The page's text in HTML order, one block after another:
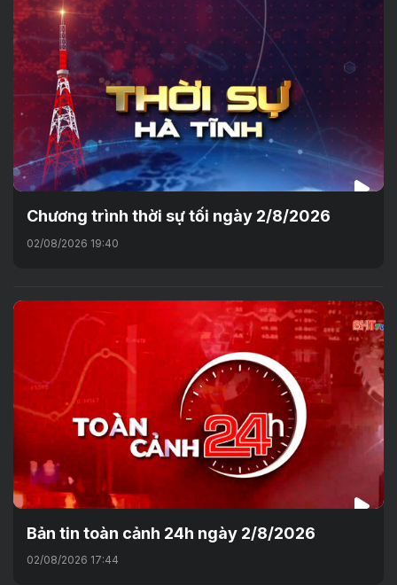
Chương trình thời sự tối ngày 2/8/2026
02/08/2026 19:40
Bản tin toàn cảnh 24h ngày 2/8/2026
02/08/2026 17:44